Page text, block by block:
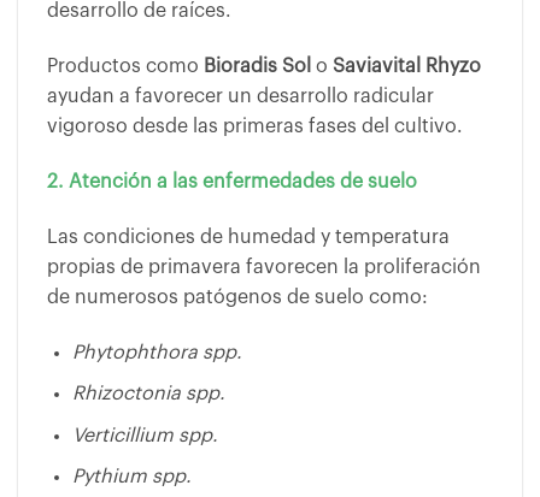
desarrollo de raíces.
Productos como Bioradis Sol o Saviavital Rhyzo
ayudan a favorecer un desarrollo radicular
vigoroso desde las primeras fases del cultivo.
2. Atención a las enfermedades de suelo
Las condiciones de humedad y temperatura
propias de primavera favorecen la proliferación
de numerosos patógenos de suelo como:
Phytophthora spp.
Rhizoctonia spp.
Verticillium spp.
Pythium spp.